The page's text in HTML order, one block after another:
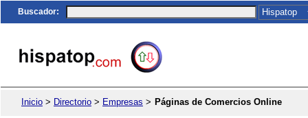
Buscador:
Inicio > Directorio > Empresas > Páginas de Comercios Online